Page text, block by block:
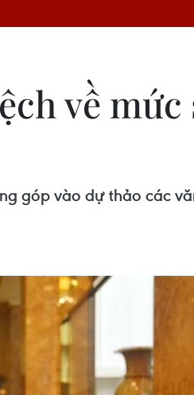
về
góp vào dự thảo các